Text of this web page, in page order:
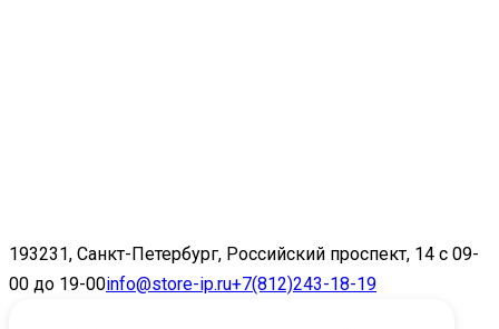
193231, Санкт-Петербург, Российский проспект, 14 с 09-
00 до 19-00info@store-ip.ru+7(812)243-18-19